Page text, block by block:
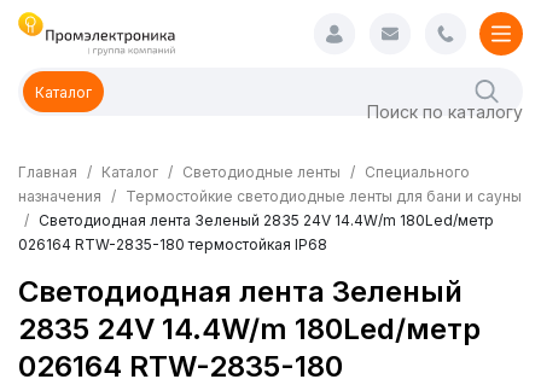
Каталог
Главная Каталог Светодиодные ленты
Специального
назначения
Термостойкие светодиодные ленты для бани и сауны
Светодиодная лента Зеленый 2835 24V 14.4W/m 180Led/метр
026164 RTW-2835-180 термостойкая IP68
Светодиодная лента Зеленый
2835 24V 14.4W/m 180Led/метр
026164 RTW-2835-180